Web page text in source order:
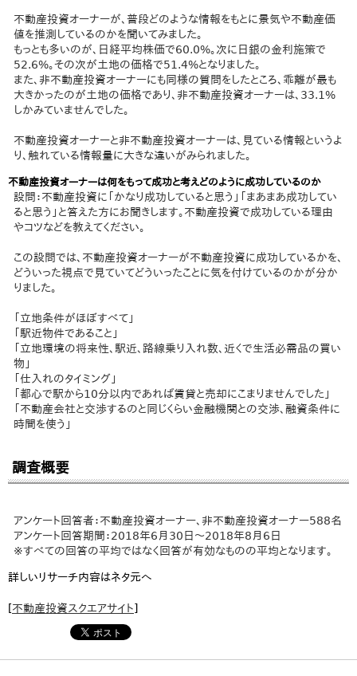
不動産投資オーナーが、普段どのような情報をもとに景気や不動産価
値を推測しているのかを聞いてみました。
もっとも多いのが、日経平均株価で60.0%。次に日銀の金利施策で
52.6%。その次が土地の価格で51.4%となりました。
また、非不動産投資オーナーにも同様の質問をしたところ、乖離が最も
大きかったのが土地の価格であり、非不動産投資オーナーは、33.1%
しかみていませんでした。
不動産投資オーナーと非不動産投資オーナーは、見ている情報というよ
り、触れている情報量に大きな違いがみられました。
不動産投資オーナーは何をもって成功と考えどのように成功しているのか
設問：不動産投資に「かなり成功していると思う」「まあまあ成功してい
ると思う」と答えた方にお聞きします。不動産投資で成功している理由
やコツなどを教えてください。
この設問では、不動産投資オーナーが不動産投資に成功しているかを、
どういった視点で見ていてどういったことに気を付けているのかが分か
りました。
「立地条件がほぼすべて」
「駅近物件であること」
「立地環境の将来性、駅近、路線乗り入れ数、近くで生活必需品の買い
物」
「仕入れのタイミング」
「都心で駅から10分以内であれば賃貸と売却にこまりませんでした」
「不動産会社と交渉するのと同じくらい金融機関との交渉、融資条件に
時間を使う」
調査概要
アンケート回答者：不動産投資オーナー、非不動産投資オーナー588名
アンケート回答期間：2018年6月30日～2018年8月6日
※すべての回答の平均ではなく回答が有効なものの平均となります。
詳しいリサーチ内容はネタ元へ
[不動産投資スクエアサイト]